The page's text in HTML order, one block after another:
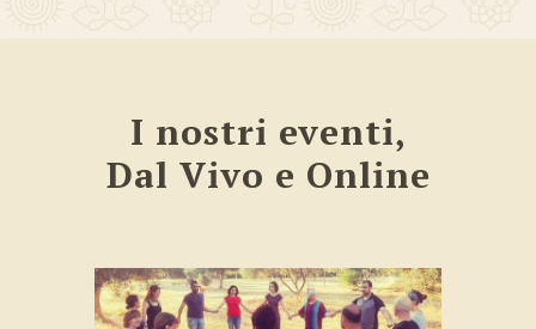
I nostri eventi,
Dal Vivo e Online